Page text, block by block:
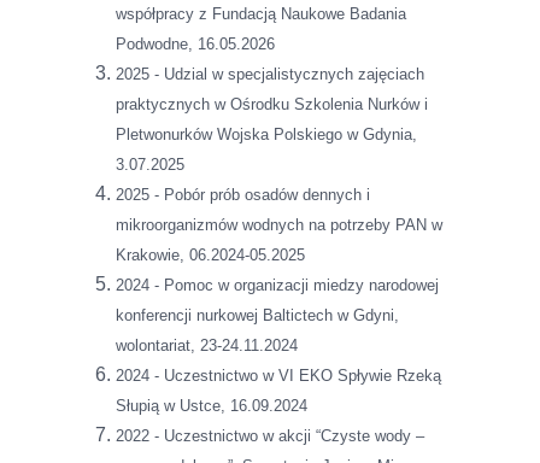
współpracy z Fundacją Naukowe Badania
Podwodne, 16.05.2026
2025 - Udzial w specjalistycznych zajęciach
praktycznych w Ośrodku Szkolenia Nurków i
Pletwonurków Wojska Polskiego w Gdynia,
3.07.2025
2025 - Pobór prób osadów dennych i
mikroorganizmów wodnych na potrzeby PAN w
Krakowie, 06.2024-05.2025
2024 - Pomoc w organizacji miedzy narodowej
konferencji nurkowej Baltictech w Gdyni,
wolontariat, 23-24.11.2024
2024 - Uczestnictwo w VI EKO Spływie Rzeką
Słupią w Ustce, 16.09.2024
2022 - Uczestnictwo w akcji “Czyste wody –